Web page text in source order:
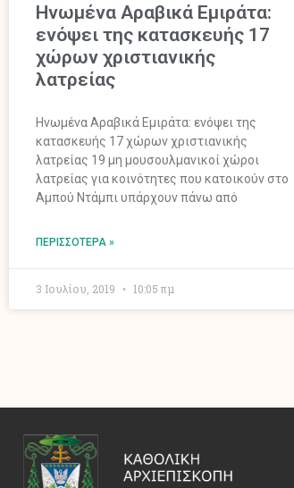
Ηνωμένα Αραβικά Εμιράτα:
ενόψει της κατασκευής 17
χώρων χριστιανικής
λατρείας
Ηνωμένα Αραβικά Εμιράτα: ενόψει της
κατασκευής 17 χώρων χριστιανικής
λατρείας 19 μη μουσουλμανικοί χώροι
λατρείας για κοινότητες που κατοικούν στο
Αμπού Ντάμπι υπάρχουν πάνω από
ΠΕΡΙΣΣΌΤΕΡΑ »
3 Ιουλίου, 2019 10:05 πμ